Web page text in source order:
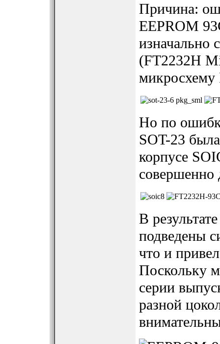
Причина:
EEPROM
изначально
(FT2232H
микросхему
Но по
SOT-23
корпусе
совершенно
В
подведены
что и
Поскольку
серии
разной